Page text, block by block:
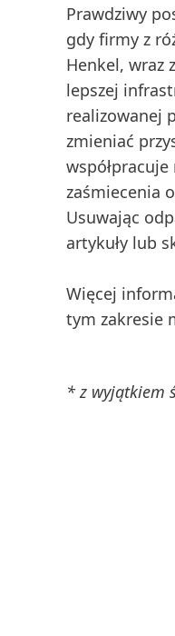
Prawdziwy
gdy firmy z
Henkel, wraz
lepszej
realizowanej
zmieniać
zaśmiecenia
Usuwając
artykuły lub
Więcej
tym zakresie
* z wyjątkiem